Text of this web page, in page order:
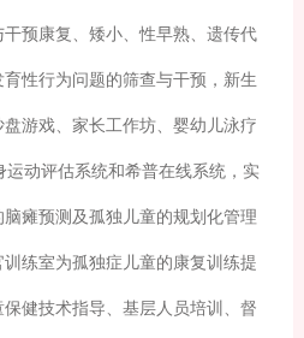
预康复、矮小、性早熟、遗传代
性行为问题的筛查与干预，新生
游戏、家长工作坊、婴幼儿泳疗
运动评估系统和希普在线系统，实
瘫预测及孤独儿童的规划化管理
练室为孤独症儿童的康复训练提
健技术指导、基层人员培训、督